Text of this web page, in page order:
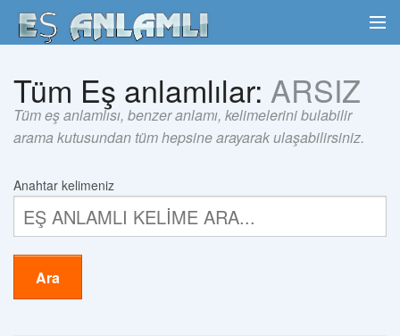
Tüm Eş anlamlılar: ARSIZ
Tüm eş anlamlısı, benzer anlamı, kelimelerini bulabilir
arama kutusundan tüm hepsine arayarak ulaşabilirsiniz.
Anahtar kelimeniz
Ara